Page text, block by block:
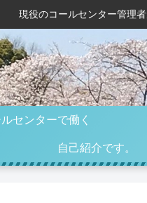
現役のコールセンター管理
センターで働く
自己紹介です。